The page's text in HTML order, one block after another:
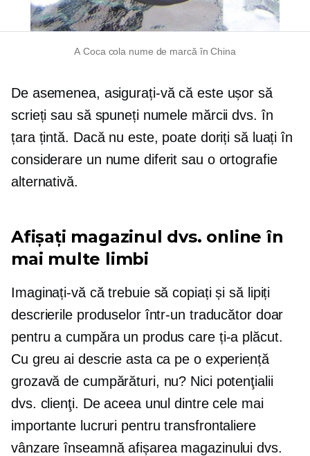
A Coca cola nume de marcă în China
De asemenea, asigurați-vă că este ușor să
scrieți sau să spuneți numele mărcii dvs. în
țara țintă. Dacă nu este, poate doriți să luați în
considerare un nume diferit sau o ortografie
alternativă.
Afișați magazinul dvs. online în
mai multe limbi
Imaginați-vă că trebuie să copiați și să lipiți
descrierile produselor într-un traducător doar
pentru a cumpăra un produs care ți-a plăcut.
Cu greu ai descrie asta ca pe o experiență
grozavă de cumpărături, nu? Nici potenţialii
dvs. clienţi. De aceea unul dintre cele mai
importante lucruri pentrutransfrontaliere
vânzare înseamnă afișarea magazinului dvs.